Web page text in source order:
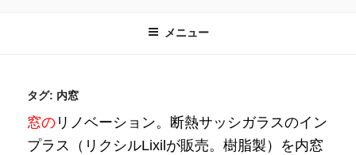
メニュー
タグ: 内窓
窓のリノベーション。断熱サッシガラスのイン
プラス（リクシルLixilが販売。樹脂製）を内窓